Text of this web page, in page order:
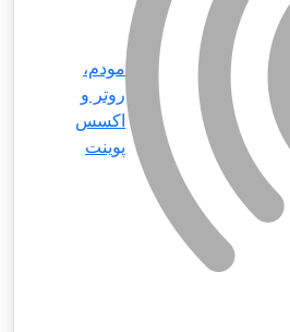
مودم،
روتر و
اکسس
پوینت